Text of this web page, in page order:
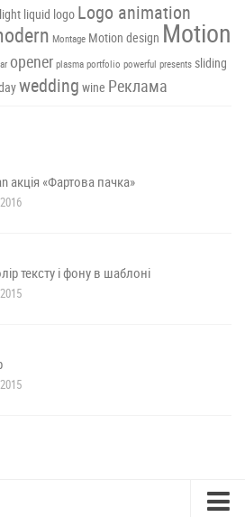
light liquid logo Logo animation
Montage Motion design Motion
opener plasma portfolio powerful presents sliding
wedding wine Реклама
акція «Фартова пачка»
тексту і фону в шаблоні